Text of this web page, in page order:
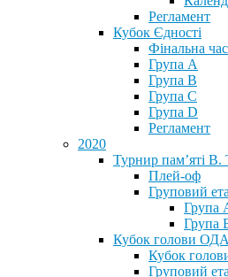
Регламент
Кубок Єдності
Фінальна
Група А
Група В
Група С
Група D
Регламент
2020
Турнир пам’яті
Плей-оф
Груповий
Група
Група
Кубок голови
Кубок
Груповий